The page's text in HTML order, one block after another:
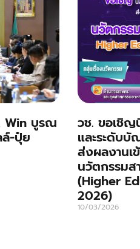
Win บูรณ
ล์-ปุ๋ย
วช. ขอเชิ
และระดับบั
ส่งผลงานเ
นวัตกรรมส
(Higher
2026)
10/03/2026